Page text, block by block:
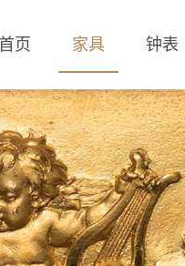
首页 家具 钟表